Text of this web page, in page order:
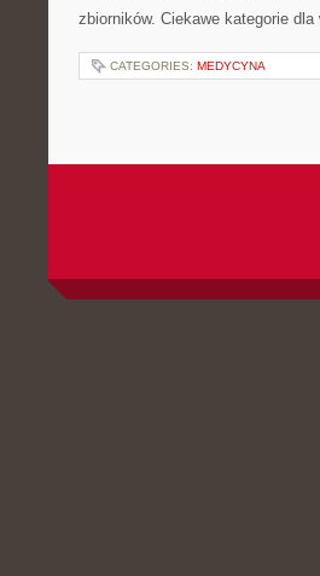
zbiorników. Ciekawe kategorie
CATEGORIES: MEDYCYNA